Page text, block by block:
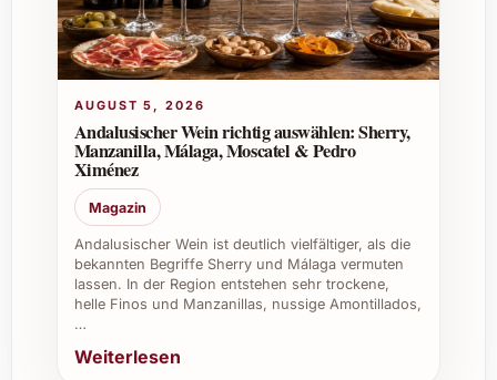
Brimoncourt Extra Brut?
Vor allem Meeresfrüchte, Sushi, leichte
feine Vorspeisen ergänzen sich hervorragend
mit diesem Champagner.
Wie sollte man Brimoncourt Extra Brut am
besten lagern?
Am besten kühl, dunkel und liegend bei einer
konstanten Temperatur von etwa 10-12 °C
lagern, um Qualität und Frische langfristig zu
erhalten.
AUGUST 5, 2026
Andalusischer Wein richtig auswählen: Sherry,
Manzanilla, Málaga, Moscatel & Pedro
Ximénez
Magazin
Andalusischer Wein ist deutlich vielfältiger, als die
bekannten Begriffe Sherry und Málaga vermuten
lassen. In der Region entstehen sehr trockene,
helle Finos und Manzanillas, nussige Amontillados,
…
Weiterlesen